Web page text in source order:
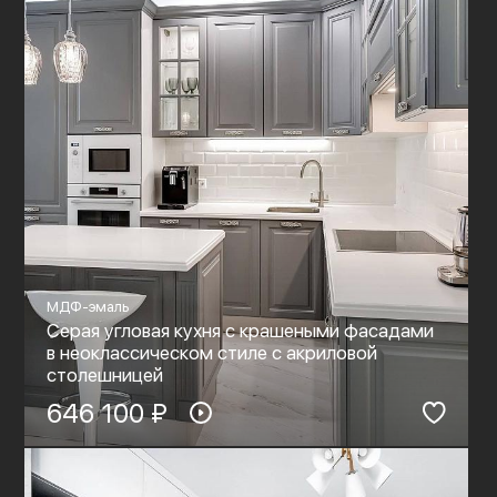
МДФ-эмаль
Серая угловая кухня с крашеными фасадами
в неоклассическом стиле c акриловой
столешницей
646 100 ₽